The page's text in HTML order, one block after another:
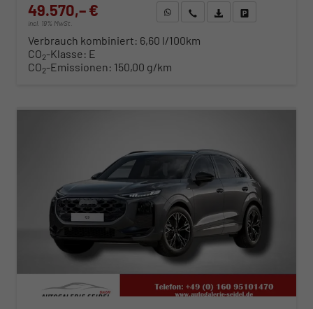
49.570,– €
incl. 19% MwSt.
WhatsApp anfragen
Wir rufen Sie anFahrzeugexposé (PDF)
Verbrauch kombiniert: 6,60 l/100km
CO2-Klasse: E
CO2-Emissionen: 150,00 g/km